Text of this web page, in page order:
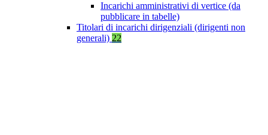
Incarichi amministrativi di vertice (da
pubblicare in tabelle)
Titolari di incarichi dirigenziali (dirigenti non
generali) 22